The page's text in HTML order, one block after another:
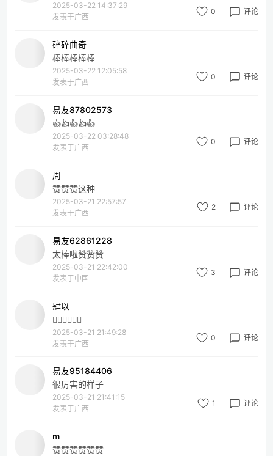
2025-03-22 14:37:29
发表于广西
0 评论
碎碎曲奇
棒棒棒棒棒
2025-03-22 12:05:58
发表于广西
0 评论
易友87802573
👍👍👍👍👍
2025-03-22 03:28:48
发表于广西
0 评论
周
赞赞赞这种
2025-03-21 22:57:57
发表于广西
2 评论
易友62861228
太棒啦赞赞赞
2025-03-21 22:42:00
发表于中国
3 评论
肆以
👍🏻👍🏻👍🏻
2025-03-21 21:49:28
发表于广西
0 评论
易友95184406
很厉害的样子
2025-03-21 21:41:15
发表于广西
1 评论
m
赞赞赞赞赞赞